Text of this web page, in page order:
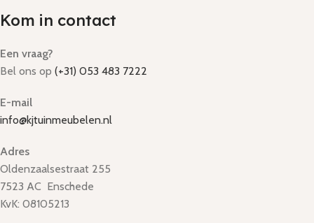
Kom in contact
Een vraag?
Bel ons op (+31) 053 483 7222
E-mail
info@kjtuinmeubelen.nl
Adres
Oldenzaalsestraat 255
7523 AC Enschede
KvK: 08105213